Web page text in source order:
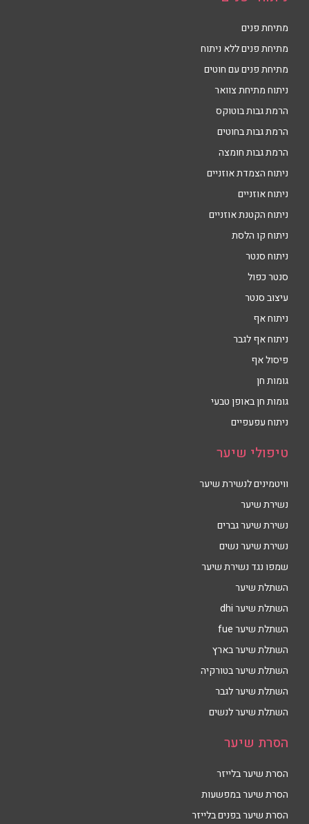
מתיחת פנים
מתיחת פנים ללא ניתוח
מתיחת פנים עם חוטים
ניתוח מתיחת צוואר
הרמת גבות בוטוקס
הרמת גבות בחוטים
הרמת גבות חומצה
ניתוח הצמדת אוזניים
ניתוח אוזניים
ניתוח הקטנת אוזניים
ניתוח קו הלסת
ניתוח סנטר
סנטר כפול
עיצוב סנטר
ניתוח אף
ניתוח אף לגבר
פיסול אף
גומות חן
גומות חן באופן טבעי
ניתוח עפעפיים
טיפולי שיער
וויטמינים לנשירת שיער
נשירת שיער
נשירת שיער גברים
נשירת שיער נשים
שמפו נגד נשירת שיער
השתלת שיער
השתלת שיער dhi
השתלת שיער fue
השתלת שיער בארץ
השתלת שיער בטורקיה
השתלת שיער לגבר
השתלת שיער לנשים
הסרת שיער
הסרת שיער בלייזר
הסרת שיער במפשעות
הסרת שיער בפנים בלייזר